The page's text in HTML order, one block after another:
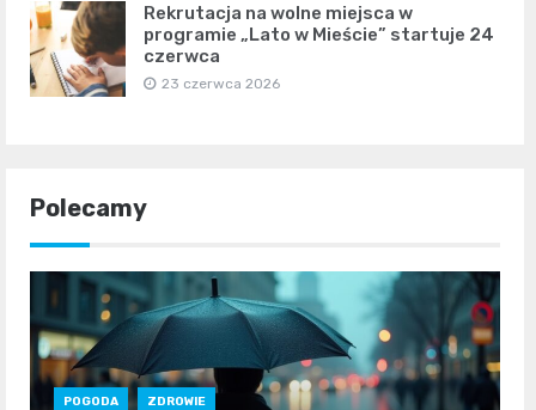
Rekrutacja na wolne miejsca w
programie „Lato w Mieście” startuje 24
czerwca
23 czerwca 2026
Polecamy
POGODA ZDROWIE